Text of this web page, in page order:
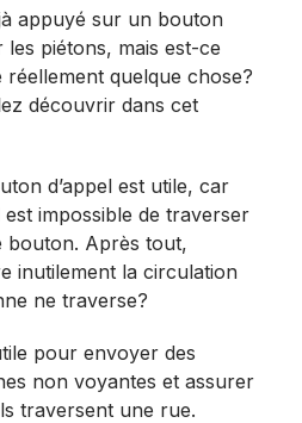
appuyé sur un bouton
les piétons, mais est-ce
réellement quelque chose?
découvrir dans cet
d’appel est utile, car
impossible de traverser
bouton. Après tout,
inutilement la circulation
ne traverse?
pour envoyer des
non voyantes et assurer
traversent une rue.